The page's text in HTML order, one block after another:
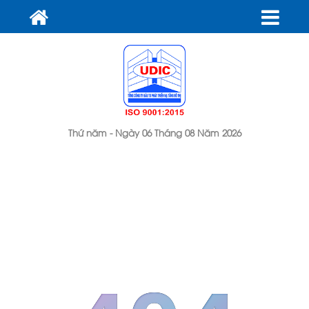
Thứ năm - Ngày 06 Tháng 08 Năm 2026